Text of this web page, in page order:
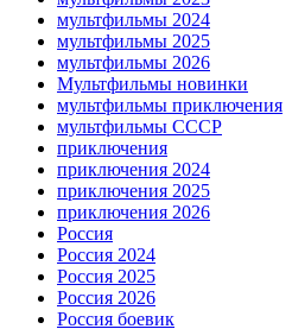
мультфильмы 2024
мультфильмы 2025
мультфильмы 2026
Мультфильмы новинки
мультфильмы приключения
мультфильмы СССР
приключения
приключения 2024
приключения 2025
приключения 2026
Россия
Россия 2024
Россия 2025
Россия 2026
Россия боевик